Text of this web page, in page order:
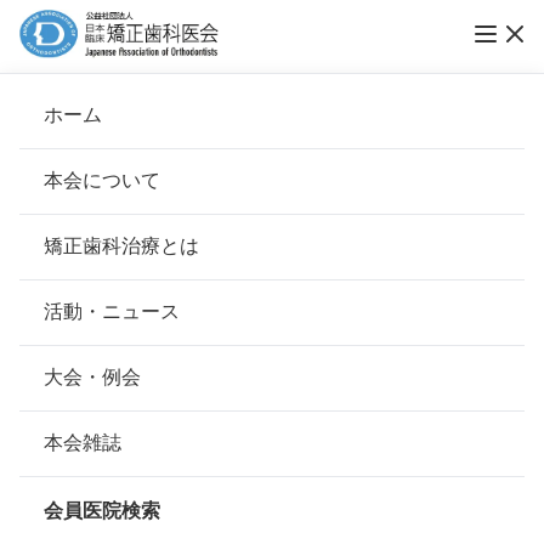
ホーム
本会について
会長挨拶
基本理念
組織について
本会の歴史
矯正歯科治療とは
安心して治療を受けていただくための「6つの指針」
安心できる矯正歯科治療契約のための「7つの提言」
矯正歯科治療について
活動・ニュース
大会・例会
本会雑誌
会員医院検索
ホーム 会員医院検索
たにだ矯正歯科
所在地
愛知県名古屋市中区大須3-31-22C-